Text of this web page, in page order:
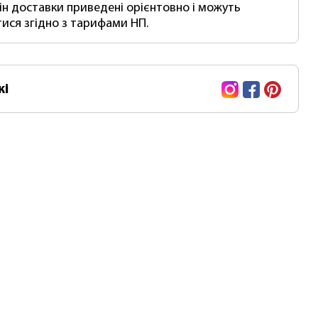
доставки приведені орієнтовно і можуть
згідно з тарифами НП.
InstagramFacebook